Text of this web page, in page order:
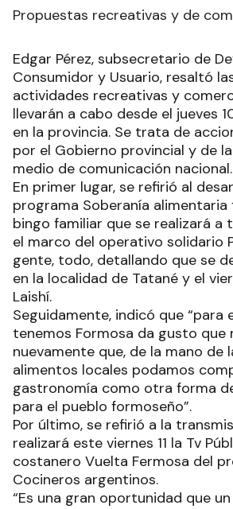
Propuestas recreativas y de
Edgar Pérez, subsecretario de
Consumidor y Usuario, resaltó
actividades recreativas y
llevarán a cabo desde el jueves
en la provincia. Se trata de
por el Gobierno provincial y de
medio de comunicación nacional.
En primer lugar, se refirió al
programa Soberanía
bingo familiar que se realizará a
el marco del operativo solidario
gente, todo, detallando que se
en la localidad de Tatané y el
Laishí.
Seguidamente, indicó que “para
tenemos Formosa da gusto que
nuevamente que, de la mano de
alimentos locales podamos
gastronomía como otra forma
para el pueblo formoseño”.
Por último, se refirió a la
realizará este viernes 11 la Tv
costanero Vuelta Fermosa del
Cocineros argentinos.
“Es una gran oportunidad que